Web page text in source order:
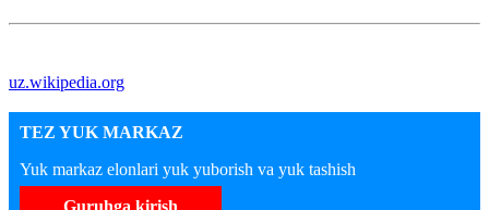
uz.wikipedia.org
TEZ YUK MARKAZ
Yuk markaz elonlari yuk yuborish va yuk tashish